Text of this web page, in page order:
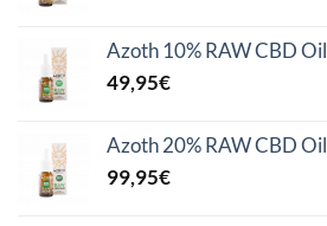
Azoth 10% RAW CBD Oil
49,95€
Azoth 20% RAW CBD Oil
99,95€